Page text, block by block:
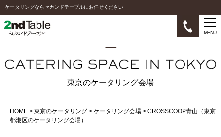
ケータリングならセカンドテーブルにお任せください
MENU
東京のケータリング会場
HOME > 東京のケータリング > ケータリング会場 > CROSSCOOP青山（東京
都港区のケータリング会場）